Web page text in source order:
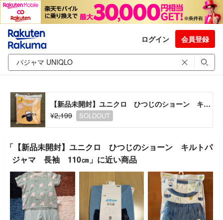
ログイン 会員登録
【新品未開封】ユニクロ ひつじのショーン キルトパジャマ 長袖 110㎝
¥2,199
SOLDOUT
「【新品未開封】ユニクロ ひつじのショーン キルトパ
ジャマ 長袖 110㎝」に近い商品